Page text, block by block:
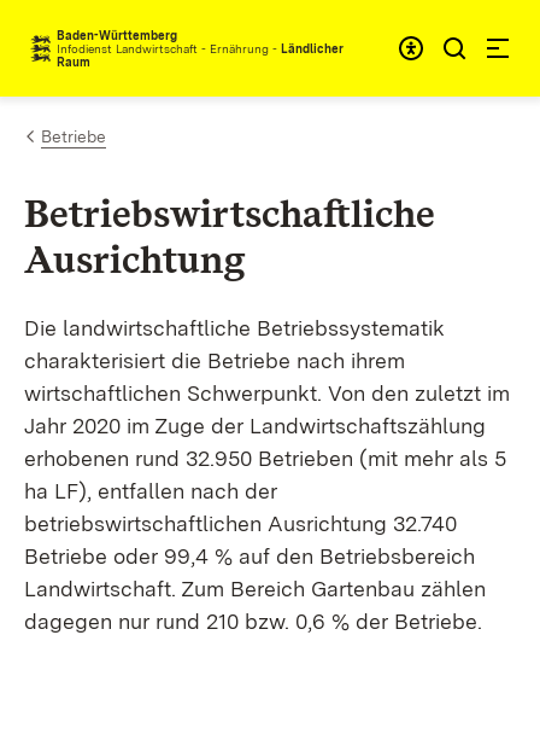
Zum Inhalt springen
Baden-Württemberg
Infodienst Landwirtschaft - Ernährung - Ländlicher
Raum
Betriebe
Betriebswirtschaftliche
Ausrichtung
Die landwirtschaftliche Betriebssystematik
charakterisiert die Betriebe nach ihrem
wirtschaftlichen Schwerpunkt. Von den zuletzt im
Jahr 2020 im Zuge der Landwirtschaftszählung
erhobenen rund 32.950 Betrieben (mit mehr als 5
ha LF), entfallen nach der
betriebswirtschaftlichen Ausrichtung 32.740
Betriebe oder 99,4 % auf den Betriebsbereich
Landwirtschaft. Zum Bereich Gartenbau zählen
dagegen nur rund 210 bzw. 0,6 % der Betriebe.